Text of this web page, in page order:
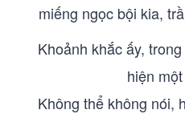
miếng ngọc bội kia,
Khoảnh khắc ấy,
hiện
Không thể không nói,